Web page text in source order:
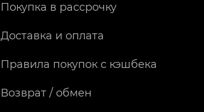
Покупка в рассрочку
Доставка и оплата
Правила покупок с кэшбека
Возврат / обмен